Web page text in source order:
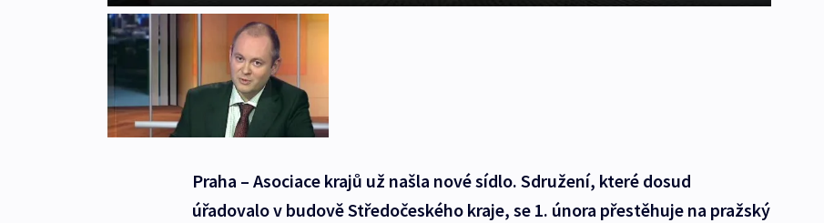
Praha – Asociace krajů už našla nové sídlo. Sdružení, které dosud
úřadovalo v budově Středočeského kraje, se 1. února přestěhuje na pražský